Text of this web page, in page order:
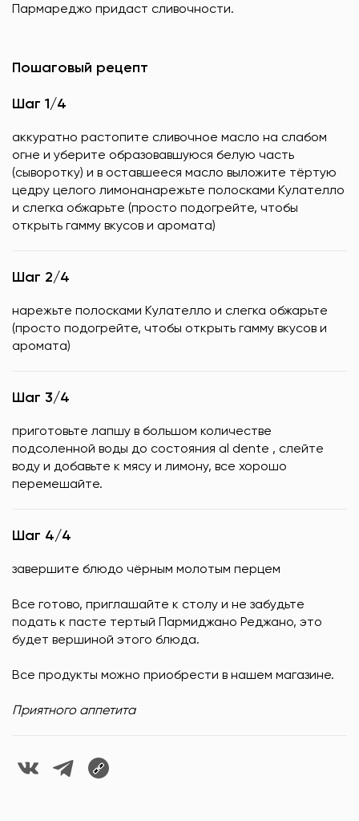
Пармареджо придаст сливочности.
Пошаговый рецепт
Шаг 1/4
аккуратно растопите сливочное масло на слабом
огне и уберите образовавшуюся белую часть
(сыворотку) и в оставшееся масло выложите тёртую
цедру целого лимонанарежьте полосками Кулателло
и слегка обжарьте (просто подогрейте, чтобы
открыть гамму вкусов и аромата)
Шаг 2/4
нарежьте полосками Кулателло и слегка обжарьте
(просто подогрейте, чтобы открыть гамму вкусов и
аромата)
Шаг 3/4
приготовьте лапшу в большом количестве
подсоленной воды до состояния al dente , слейте
воду и добавьте к мясу и лимону, все хорошо
перемешайте.
Шаг 4/4
завершите блюдо чёрным молотым перцем
Все готово, приглашайте к столу и не забудьте
подать к пасте тертый Пармиджано Реджано, это
будет вершиной этого блюда.
Все продукты можно приобрести в нашем магазине.
Приятного аппетита